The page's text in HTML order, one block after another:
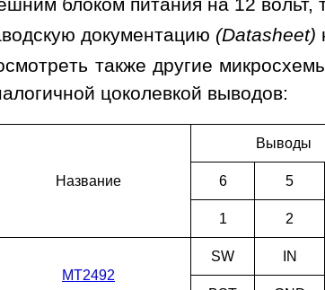
блоком питания на 12 вольт,
документацию (Datasheet)
также другие
цоколевкой выводов:
Наз­ва­ние
Выводы
6
5
1 2
MT2492
SW IN